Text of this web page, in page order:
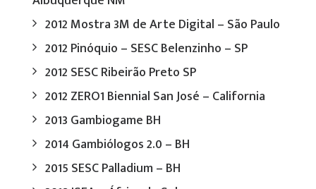
2012 Mostra 3M de Arte Digital – São Paulo
2012 Pinóquio – SESC Belenzinho – SP
2012 SESC Ribeirão Preto SP
2012 ZERO1 Biennial San José – California
2013 Gambiogame BH
2014 Gambiólogos 2.0 – BH
2015 SESC Palladium – BH